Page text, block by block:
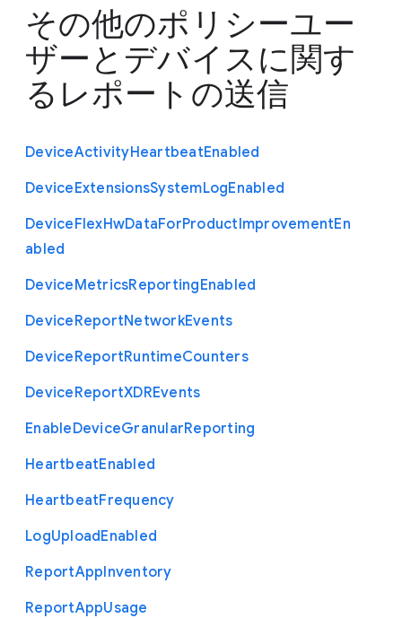
その他のポリシーユー
ザーとデバイスに関す
るレポートの送信
DeviceActivityHeartbeatEnabled
DeviceExtensionsSystemLogEnabled
DeviceFlexHwDataForProductImprovementEn
abled
DeviceMetricsReportingEnabled
DeviceReportNetworkEvents
DeviceReportRuntimeCounters
DeviceReportXDREvents
EnableDeviceGranularReporting
HeartbeatEnabled
HeartbeatFrequency
LogUploadEnabled
ReportAppInventory
ReportAppUsage